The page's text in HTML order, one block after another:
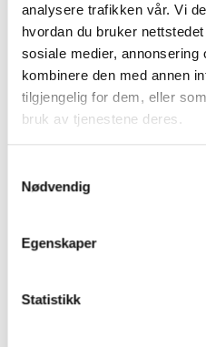
analysere trafikken vår. Vi
hvordan du bruker
sosiale medier,
kombinere den med annen
tilgjengelig for dem, eller
bruk av tjenestene deres.
Nødvendig
Egenskaper
Statistikk
Smelter og renser Oslo-
2022-01-13